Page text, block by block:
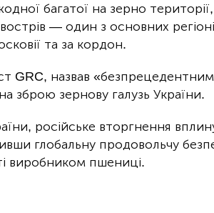
багатої на зерно
— один з основних
та за кордон.
назвав «безпрецедентним у
зброю зернову галузь України.
російське вторгнення
глобальну продовольчу
виробником пшениці.